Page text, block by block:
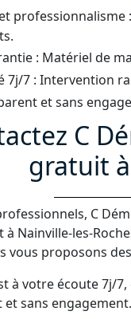
: Matériel de
7j/7 : Intervention
et sans
C
gratuit
C
Nainville-les-
vous proposons
à votre écoute 7j/
sans engagement.